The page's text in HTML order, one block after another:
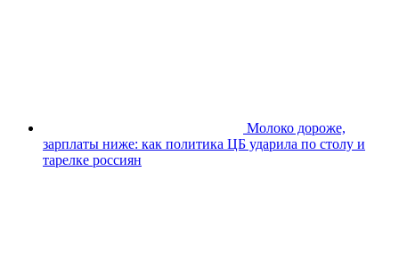
Молоко дороже,
зарплаты ниже: как политика ЦБ ударила по столу и
тарелке россиян